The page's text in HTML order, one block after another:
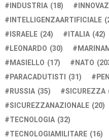
INDUSTRIA (18)
INTELLIGENZAARTIFICIALE
ISRAELE (24) ITALIA (42)
LEONARDO (30)
MASIELLO (17) NATO
PARACADUTISTI (31)
RUSSIA (35) SICUREZZA
SICUREZZANAZIONALE (20)
TECNOLOGIA (32)
TECNOLOGIAMILITARE (16)